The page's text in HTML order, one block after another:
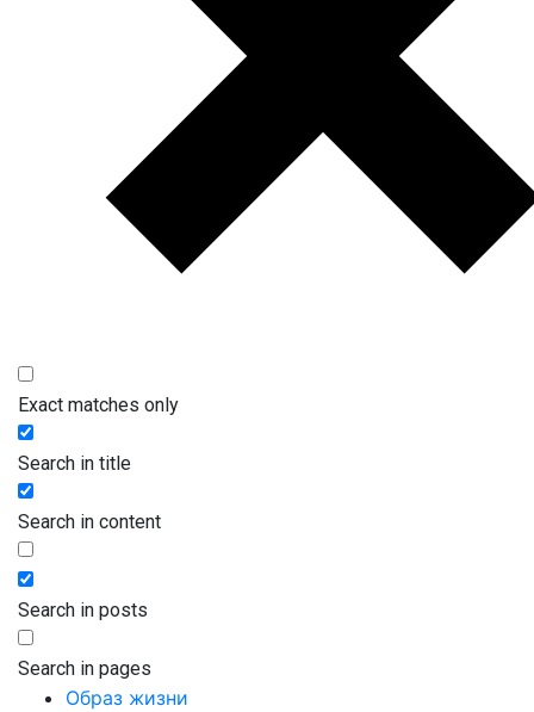
Exact matches only
Search in title
Search in content
Search in posts
Search in pages
Образ жизни